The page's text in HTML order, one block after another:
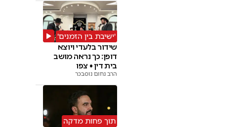
'ישיבת בין הזמנים'
שידור בלעדי ויוצא
דופן: כך נראה מושב
בית דין • צפו
הרב נחום נוסבכר
תוך פחות מדקה